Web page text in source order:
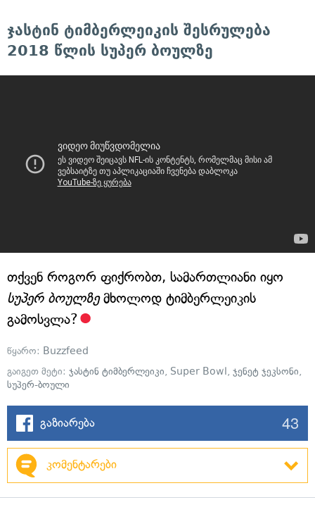
ჯასტინ ტიმბერლეიკის შესრულება
2018 წლის სუპერ ბოულზე
თქვენ როგორ ფიქრობთ, სამართლიანი იყო
სუპერ ბოულზემხოლოდ ტიმბერლეიკის
გამოსვლა?
წყარო: Buzzfeed
გაიგეთ მეტი: ჯასტინ ტიმბერლეიკი, Super Bowl, ჯენეტ ჯეკსონი,
სუპერ-ბოული
გაზიარება 43
კომენტარები